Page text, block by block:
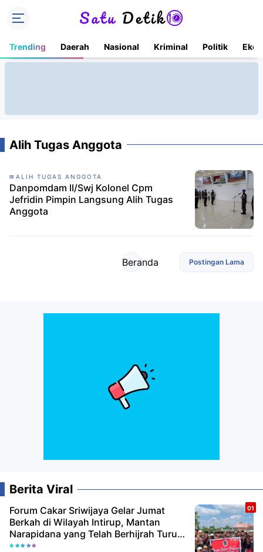
Trending Daerah Nasional Kriminal Politik
Alih Tugas Anggota
ALIH TUGAS ANGGOTA
Danpomdam II/Swj Kolonel Cpm
Jefridin Pimpin Langsung Alih Tugas
Anggota
Postingan Lama
Beranda
Berita Viral
Forum Cakar Sriwijaya Gelar Jumat
Berkah di Wilayah Intirup, Mantan
Narapidana yang Telah Berhijrah Turut
Berbagi Kebaikan